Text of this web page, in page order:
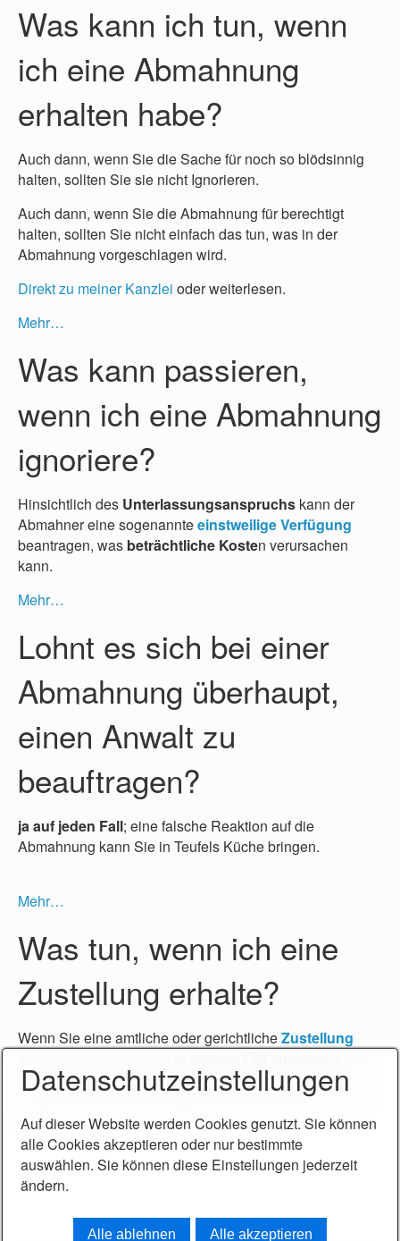
Was kann ich tun, wenn
ich eine Abmahnung
erhalten habe?
Auch dann, wenn Sie die Sache für noch so blödsinnig
halten, sollten Sie sie nicht Ignorieren.
Auch dann, wenn Sie die Abmahnung für berechtigt
halten, sollten Sie nicht einfach das tun, was in der
Abmahnung vorgeschlagen wird.
Direkt zu meiner Kanzlei oder weiterlesen.
Mehr…
Was kann passieren,
wenn ich eine Abmahnung
ignoriere?
Hinsichtlich des Unterlassungsanspruchs kann der
Abmahner eine sogenannteeinstweilige Verfügung
beantragen, was beträchtliche Kosten verursachen
kann.
Mehr…
Lohnt es sich bei einer
Abmahnung überhaupt,
einen Anwalt zu
beauftragen?
ja auf jeden Fall; eine falsche Reaktion auf die
Abmahnung kann Sie in Teufels Küche bringen.
Mehr…
Was tun, wenn ich eine
Zustellung erhalte?
Wenn Sie eine amtliche oder gerichtlicheZustellung
könnte sonstschwerwiegende Konsequenzenhaben.
Holen Sie sich Rat ein, falls Sie nicht sicher sind, was zu
tun ist.Direkt zu meiner Kanzlei.
Mehr…
Datenschutzeinstellungen
Auf dieser Website werden Cookies genutzt. Sie können
alle Cookies akzeptieren oder nur bestimmte
auswählen. Sie können diese Einstellungen jederzeit
ändern.
Alle ablehnen Alle akzeptieren